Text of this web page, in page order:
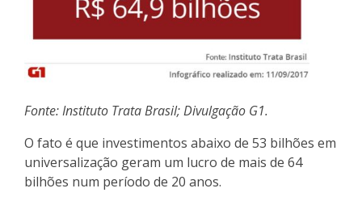
Fonte: Instituto Trata Brasil; Divulgação G1.
O fato é que investimentos abaixo de 53 bilhões em
universalização geram um lucro de mais de 64
bilhões num período de 20 anos.